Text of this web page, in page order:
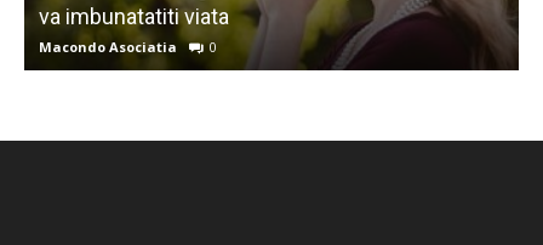
va imbunatatiti viata
Macondo Asociatia 0